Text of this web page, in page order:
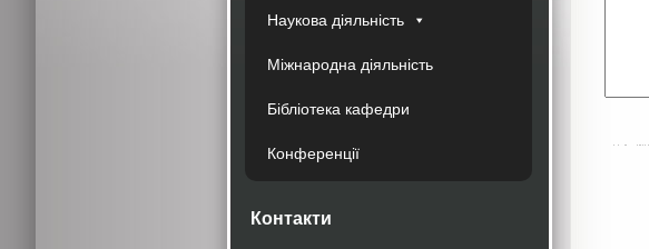
Наукова діяльність
Міжнародна діяльність
Бібліотека кафедри
Конференції
Контакти